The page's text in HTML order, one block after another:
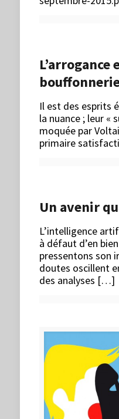
L’arrogance
Il est des esprits
la nuance ; leur «
moquée par
primaire
Un avenir
L’intelligence
à défaut d’en
pressentons son
doutes oscillent
des analyses […]